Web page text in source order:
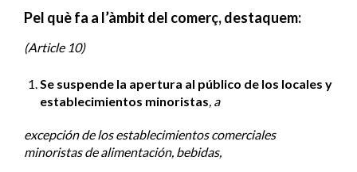
Pel què fa a l’àmbit del comerç, destaquem:
(Article 10)
Se suspende la apertura al público de los locales y
establecimientos minoristas, a
excepción de los establecimientos comerciales
minoristas de alimentación, bebidas,